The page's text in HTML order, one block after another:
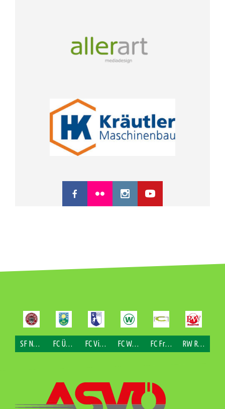
SF Nofels FC Übersaxen FC Viktorsberg FC Weiler FC Fraxern RW Rankweil